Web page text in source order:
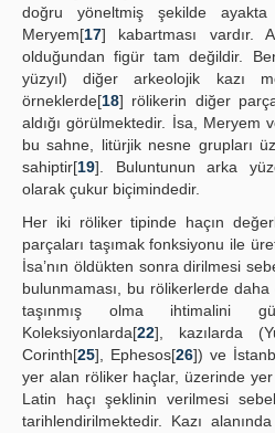
doğru yöneltmiş şekilde
Meryem[17] kabartması vardır.
olduğundan figür tam değildir.
yüzyıl) diğer arkeolojik kazı
örneklerde[18] rölikerin diğer
aldığı görülmektedir. İsa, Meryem
bu sahne, litürjik nesne grupları
sahiptir[19]. Buluntunun arka
olarak çukur biçimindedir.
Her iki röliker tipinde haçın
parçaları taşımak fonksiyonu ile
İsa’nın öldükten sonra dirilmesi
bulunmaması, bu rölikerlerde daha
taşınmış olma ihtimalini
Koleksiyonlarda[22], kazılarda
Corinth[25], Ephesos[26]) ve
yer alan röliker haçlar, üzerinde
Latin haçı şeklinin verilmesi
tarihlendirilmektedir. Kazı